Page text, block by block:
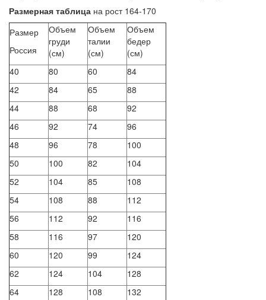
Размерная таблица на рост 164-170
Размер
Россия
Объем
груди
(см)
Объем
талии
(см)
Объем
бедер
(см)
40
80 60
84
42
84 65
88
44
88 68
92
46
92 74
96
48
96 78
100
50
100 82
104
52
104 85
108
54
108 88
112
56
112 92
116
58
116 97
120
60
120 99
124
62
124 104
128
64
128 108
132